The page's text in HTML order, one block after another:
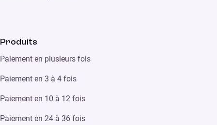
Produits
Paiement en plusieurs fois
Paiement en 3 à 4 fois
Paiement en 10 à 12 fois
Paiement en 24 à 36 fois